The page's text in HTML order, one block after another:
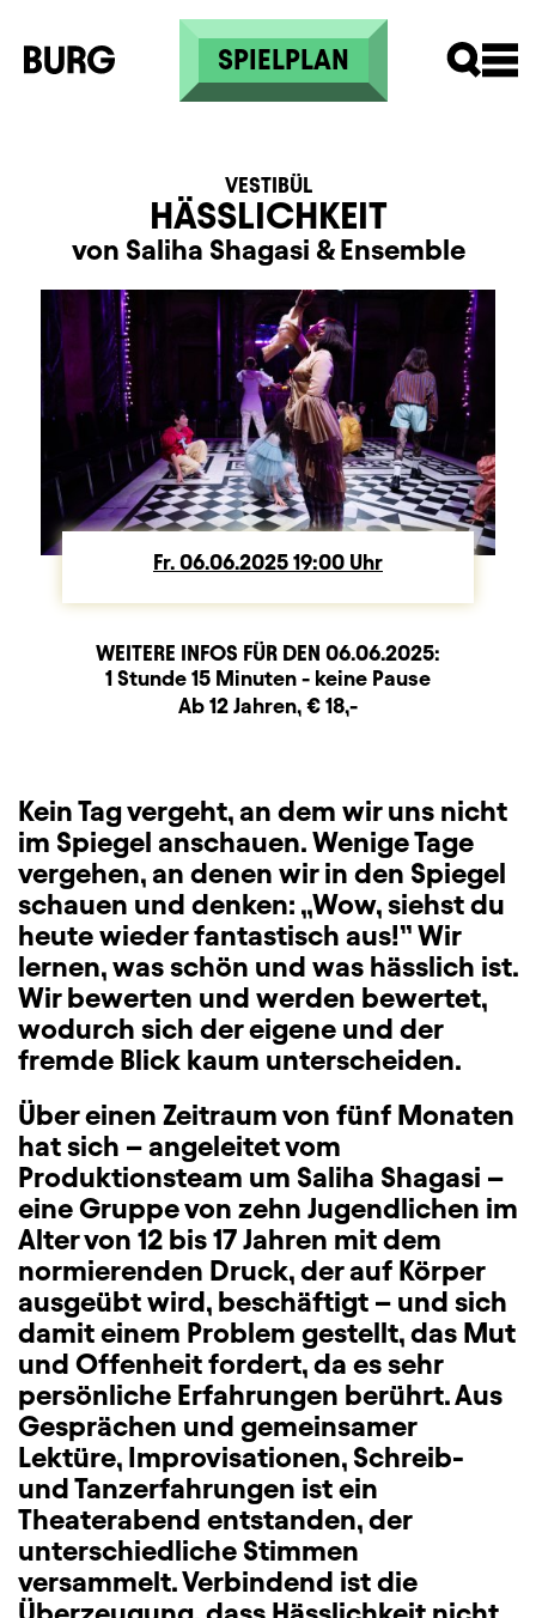
Direkt zum Inhalt
SPIELPLAN
HÄSSLICHKEIT
VESTIBÜL
von Saliha Shagasi &Ensemble
Fr. Freitag
06.06.2025 19:00Uhr
WEITERE INFOS FÜR DEN 06.06.2025:
BeschreibungInformation
Dauer und Pausen
1 Stunde 15 Minuten - keine Pause
ZusatzinformationAb 12 Jahren, € 18,-
Kein Tag vergeht, an dem wir uns nicht
im Spiegel anschauen. Wenige Tage
vergehen, an denen wir in den Spiegel
schauen und denken: „Wow, siehst du
heute wieder fantastisch aus!” Wir
lernen, was schön und was hässlich ist.
Wir bewerten und werden bewertet,
wodurch sich der eigene und der
fremde Blick kaum unterscheiden.
Über einen Zeitraum von fünf Monaten
hat sich – angeleitet vom
Produktionsteam um Saliha Shagasi –
eine Gruppe von zehn Jugendlichen im
Alter von 12 bis 17 Jahren mit dem
normierenden Druck, der auf Körper
ausgeübt wird, beschäftigt – und sich
damit einem Problem gestellt, das Mut
und Offenheit fordert, da es sehr
persönliche Erfahrungen berührt. Aus
Gesprächen und gemeinsamer
Lektüre, Improvisationen, Schreib-
und Tanzerfahrungen ist ein
Theaterabend entstanden, der
unterschiedliche Stimmen
versammelt. Verbindend ist die